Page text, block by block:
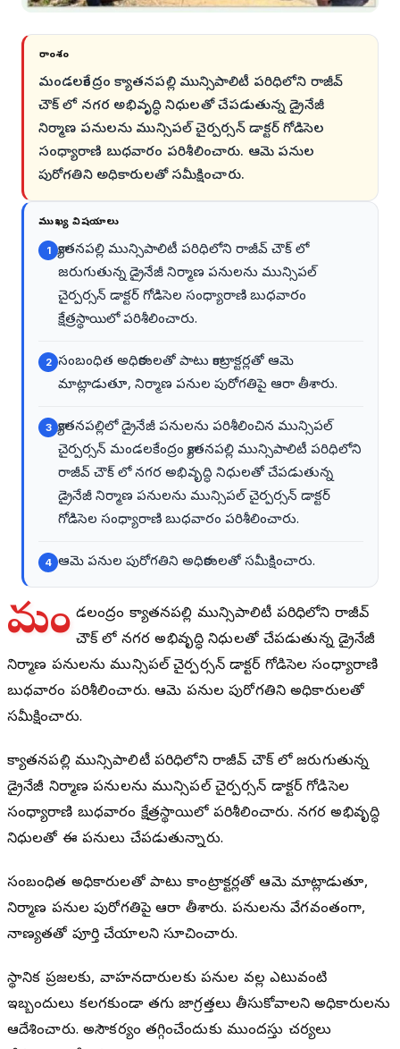
సారాంశం
మండలకేంద్రం క్యాతనపల్లి మున్సిపాలిటీ పరిధిలోని రాజీవ్
చౌక్ లో నగర అభివృద్ధి నిధులతో చేపడుతున్న డ్రైనేజీ
నిర్మాణ పనులను మున్సిపల్ చైర్పర్సన్ డాక్టర్ గోడిసెల
సంధ్యారాణి బుధవారం పరిశీలించారు. ఆమె పనుల
పురోగతిని అధికారులతో సమీక్షించారు.
ముఖ్య విషయాలు
1
క్యాతనపల్లి మున్సిపాలిటీ పరిధిలోని రాజీవ్ చౌక్ లో
జరుగుతున్న డ్రైనేజీ నిర్మాణ పనులను మున్సిపల్
చైర్పర్సన్ డాక్టర్ గోడిసెల సంధ్యారాణి బుధవారం
క్షేత్రస్థాయిలో పరిశీలించారు.
2 సంబంధిత అధికారులతో పాటు కాంట్రాక్టర్లతో ఆమె
మాట్లాడుతూ, నిర్మాణ పనుల పురోగతిపై ఆరా తీశారు.
3 క్యాతనపల్లిలో డ్రైనేజీ పనులను పరిశీలించిన మున్సిపల్
చైర్పర్సన్ మండలకేంద్రం క్యాతనపల్లి మున్సిపాలిటీ పరిధిలోని
రాజీవ్ చౌక్ లో నగర అభివృద్ధి నిధులతో చేపడుతున్న
డ్రైనేజీ నిర్మాణ పనులను మున్సిపల్ చైర్పర్సన్ డాక్టర్
గోడిసెల సంధ్యారాణి బుధవారం పరిశీలించారు.
4 ఆమె పనుల పురోగతిని అధికారులతో సమీక్షించారు.
మం డలకేంద్రం క్యాతనపల్లి మున్సిపాలిటీ పరిధిలోని రాజీవ్
చౌక్ లో నగర అభివృద్ధి నిధులతో చేపడుతున్న డ్రైనేజీ
నిర్మాణ పనులను మున్సిపల్ చైర్పర్సన్ డాక్టర్ గోడిసెల సంధ్యారాణి
బుధవారం పరిశీలించారు. ఆమె పనుల పురోగతిని అధికారులతో
సమీక్షించారు.
క్యాతనపల్లి మున్సిపాలిటీ పరిధిలోని రాజీవ్ చౌక్ లో జరుగుతున్న
డ్రైనేజీ నిర్మాణ పనులను మున్సిపల్ చైర్పర్సన్ డాక్టర్ గోడిసెల
సంధ్యారాణి బుధవారం క్షేత్రస్థాయిలో పరిశీలించారు. నగర అభివృద్ధి
నిధులతో ఈ పనులు చేపడుతున్నారు.
సంబంధిత అధికారులతో పాటు కాంట్రాక్టర్లతో ఆమె మాట్లాడుతూ,
నిర్మాణ పనుల పురోగతిపై ఆరా తీశారు. పనులను వేగవంతంగా,
నాణ్యతతో పూర్తి చేయాలని సూచించారు.
స్థానిక ప్రజలకు, వాహనదారులకు పనుల వల్ల ఎటువంటి
ఇబ్బందులు కలగకుండా తగు జాగ్రత్తలు తీసుకోవాలని అధికారులను
ఆదేశించారు. అసౌకర్యం తగ్గించేందుకు ముందస్తు చర్యలు